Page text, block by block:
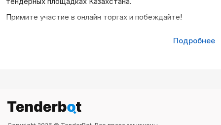
Примите участие в онлайн торгах и побеждайте!
Подробнее